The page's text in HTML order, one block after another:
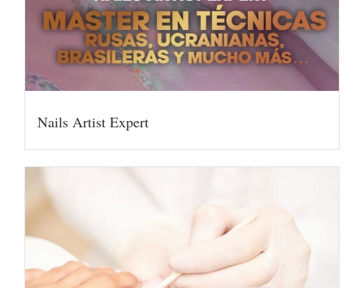
Nails Artist Expert